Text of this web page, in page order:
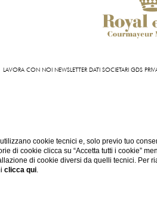
LAVORA CON NOI NEWSLETTER DATI SOCIETARI GDS
cookie tecnici e, solo previo tuo
di cookie clicca su “Accetta tutti i cookie”
di cookie diversi da quelli tecnici.
clicca qui.